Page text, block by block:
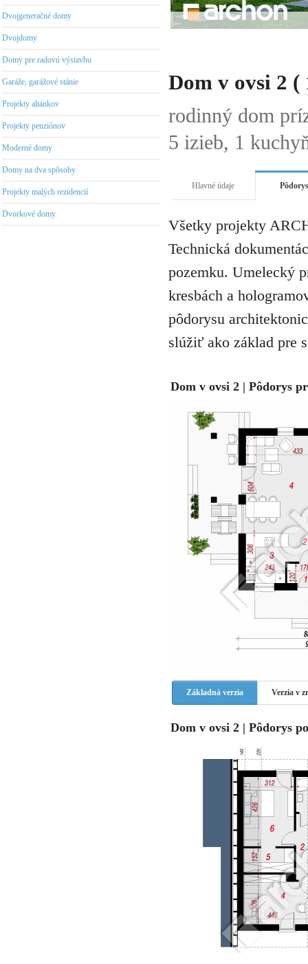
Dvojgeneračné domy
Dvojdomy
Domy pre radovú výstavbu
Garáže, garážové stánie
Projekty altánkov
Projekty penziónov
Moderné domy
Domy na dva spôsoby
Projekty malých rezidencií
Dvorkové domy
Dom v ovsi 2 (
rodinný dom
5 izieb, 1
Hlavné údaje
Všetky projekty
Technická
pozemku. Umelecký
kresbách a
pôdorysu
slúžiť ako základ pre
Dom v ovsi 2 | Pôdorys
Základná verzia Verzia v
Dom v ovsi 2 | Pôdorys